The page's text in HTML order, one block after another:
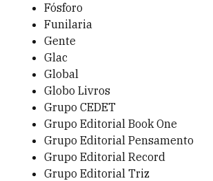
Fósforo
Funilaria
Gente
Glac
Global
Globo Livros
Grupo CEDET
Grupo Editorial Book One
Grupo Editorial Pensamento
Grupo Editorial Record
Grupo Editorial Triz